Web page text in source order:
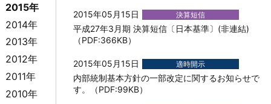
2015年
2014年
2013年
2012年
2011年
2010年
2015年05月15日 決算短信
平成27年3月期 決算短信〔日本基準〕(非連結)
（PDF:366KB）
2015年05月15日 適時開示
内部統制基本方針の一部改定に関するお知らせで
す。（PDF:99KB）